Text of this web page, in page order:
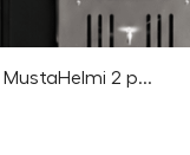
MustaHelmi 2 p...